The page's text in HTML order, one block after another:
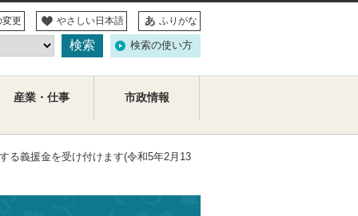
更 やさしい日本語 ふりがな
検索の使い方
産業・仕事 市政情報
る義援金を受け付けます(令和5年2月13